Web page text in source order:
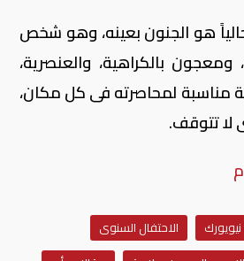
هو الجنون بعينه، وهو شخص
بالكراهية، والعنصرية،
مناسبة لمحاصرته فى كل مكان،
لا تتوقف.
الاحتفال السنوى